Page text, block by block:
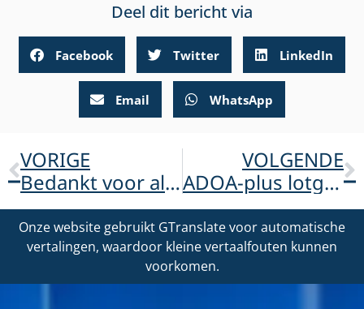
Deel dit bericht via
Facebook Twitter LinkedIn
Email WhatsApp
VORIGE
Bedankt voor alle donaties!
VOLGENDE
ADOA-plus lotgenotendag 23 maart 2024
Onze website gebruikt GTranslate voor automatische
vertalingen, waardoor kleine vertaalfouten kunnen
voorkomen.